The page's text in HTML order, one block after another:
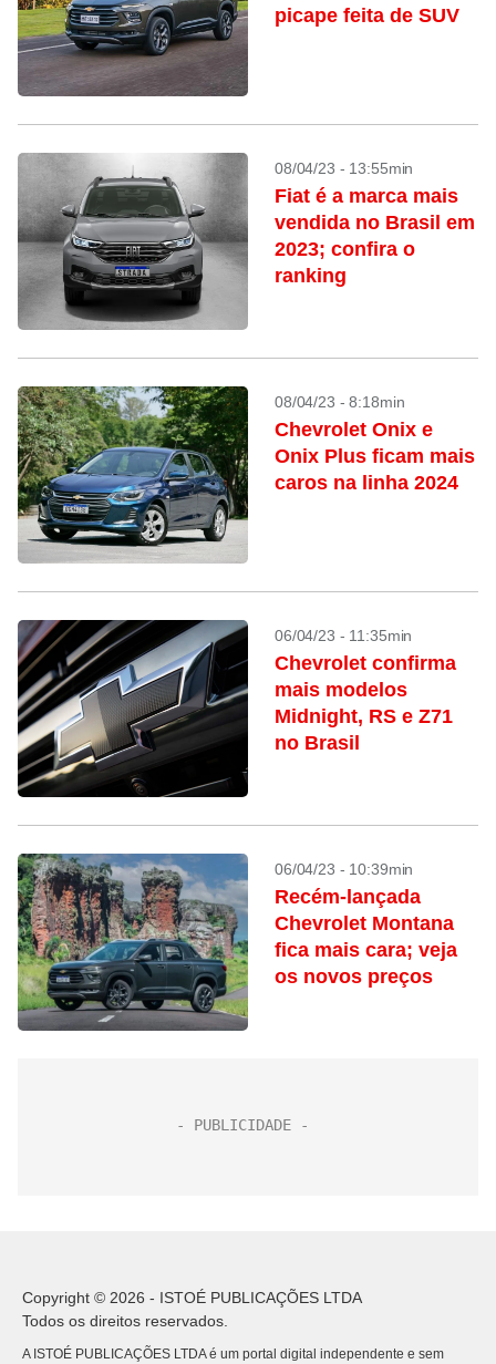
picape feita de SUV
08/04/23 - 13:55min
Fiat é a marca mais
vendida no Brasil em
2023; confira o
ranking
08/04/23 - 8:18min
Chevrolet Onix e
Onix Plus ficam mais
caros na linha 2024
06/04/23 - 11:35min
Chevrolet confirma
mais modelos
Midnight, RS e Z71
no Brasil
06/04/23 - 10:39min
Recém-lançada
Chevrolet Montana
fica mais cara; veja
os novos preços
Copyright © 2026 - ISTOÉ PUBLICAÇÕES LTDA
Todos os direitos reservados.
A ISTOÉ PUBLICAÇÕES LTDA é um portal digital independente e sem